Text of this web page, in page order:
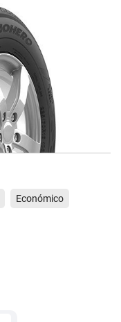
Económico